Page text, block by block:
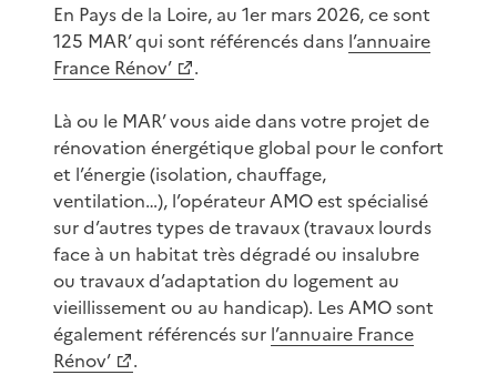
En Pays de la Loire, au 1er mars 2026, ce sont
125 MAR’ qui sont référencés dans l’annuaire
France Rénov’
.
Là ou le MAR’ vous aide dans votre projet de
rénovation énergétique global pour le confort
et l’énergie (isolation, chauffage,
ventilation…), l’opérateur AMO est spécialisé
sur d’autres types de travaux (travaux lourds
face à un habitat très dégradé ou insalubre
ou travaux d’adaptation du logement au
vieillissement ou au handicap). Les AMO sont
également référencés sur l’annuaire France
Rénov’
.